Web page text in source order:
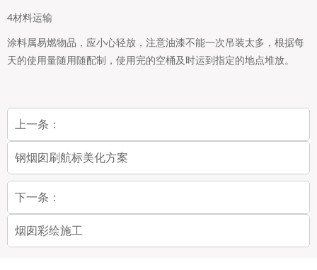
4材料运输
涂料属易燃物品，应小心轻放，注意油漆不能一次吊装太多，根据每
天的使用量随用随配制，使用完的空桶及时运到指定的地点堆放。
上一条：
钢烟囱刷航标美化方案
下一条：
烟囱彩绘施工